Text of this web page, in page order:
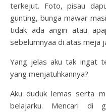
terkejut. Foto, pisau
gunting, bunga mawar
tidak ada angin atau
sebelumnyaa di atas meja
Yang jelas aku tak ingat
yang menjatuhkannya?
Aku duduk lemas serta
belajarku. Mencari di